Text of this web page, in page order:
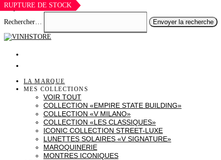
Skip to content
Rechercher…
Envoyer la recherche
LA MARQUE
MES COLLECTIONS
VOIR TOUT
COLLECTION «EMPIRE STATE BUILDING»
COLLECTION «V MILANO»
COLLECTION «LES CLASSIQUES»
ICONIC COLLECTION STREET-LUXE
LUNETTES SOLAIRES «V SIGNATURE»
MAROQUINERIE
MONTRES ICONIQUES
RUPTURE DE STOCK